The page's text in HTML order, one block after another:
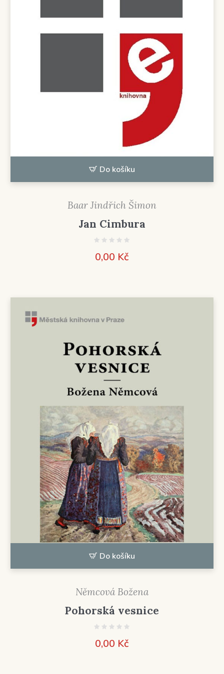
Do košíku
Baar Jindřich Šimon
Jan Cimbura
0,00 Kč
Do košíku
Němcová Božena
Pohorská vesnice
0,00 Kč